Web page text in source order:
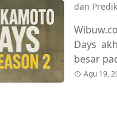
dan
Days
besar
Agu 19,